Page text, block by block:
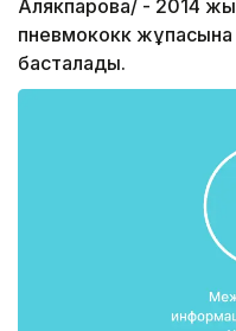
Алякпарова/ - 2014
пневмококк
басталады.